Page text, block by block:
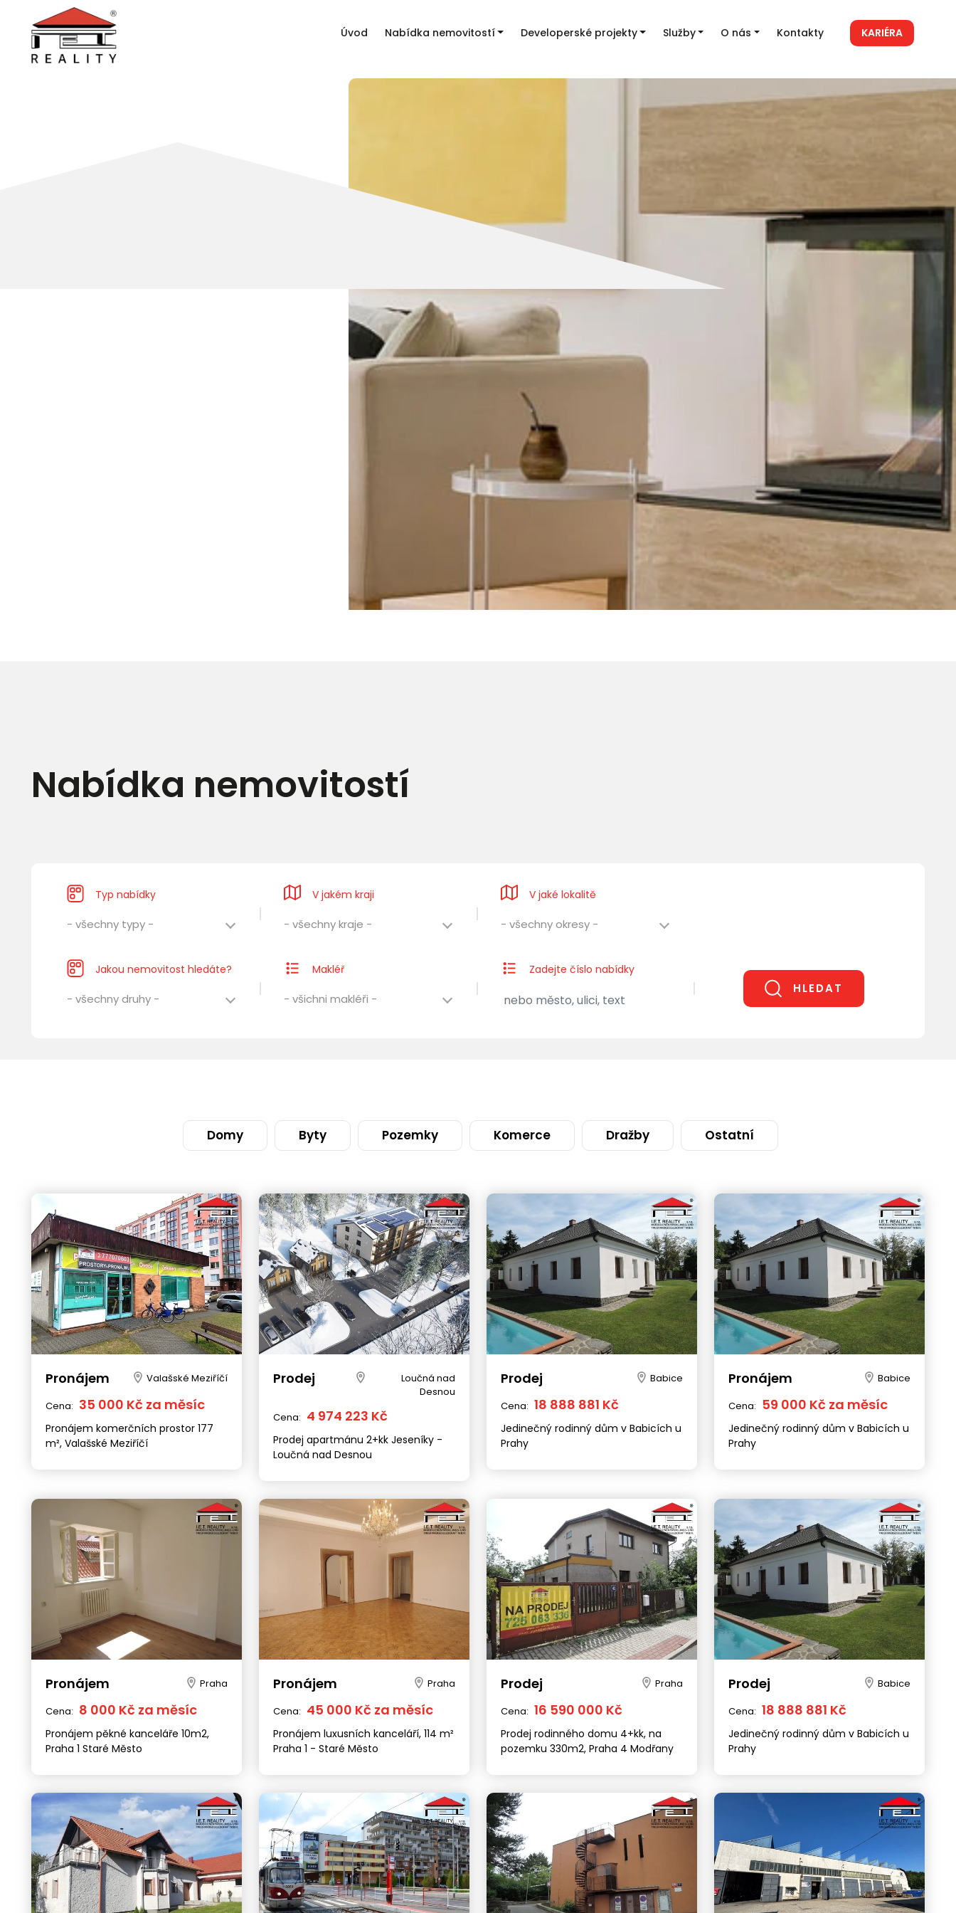
Úvod Nabídka nemovitostí Developerské projekty Služby O nás Kontakty KARIÉRA
Nabídka nemovitostí
Typ nabídky
- všechny typy -
V jakém kraji
- všechny kraje -
V jaké lokalitě
- všechny okresy -
Jakou nemovitost hledáte?
- všechny druhy -
Makléř
- všichni makléři -
Zadejte číslo nabídky
HLEDAT
Domy Byty Pozemky Komerce Dražby Ostatní
Pronájem Valašské Meziříčí
Cena: 35 000 Kč za měsíc
Pronájem komerčních prostor 177
m², Valašské Meziříčí
Prodej
Loučná nad
Desnou
Cena: 4 974 223 Kč
Prodej apartmánu 2+kk Jeseníky -
Loučná nad Desnou
Prodej Babice
Cena: 18 888 881 Kč
Jedinečný rodinný dům v Babicích u
Prahy
Pronájem Babice
Cena: 59 000 Kč za měsíc
Jedinečný rodinný dům v Babicích u
Prahy
Pronájem Praha
Cena: 8 000 Kč za měsíc
Pronájem pěkné kanceláře 10m2,
Praha 1 Staré Město
Pronájem Praha
Cena: 45 000 Kč za měsíc
Pronájem luxusních kanceláří, 114 m²
Praha 1 - Staré Město
Prodej Praha
Cena: 16 590 000 Kč
Prodej rodinného domu 4+kk, na
pozemku 330m2, Praha 4 Modřany
Prodej Babice
Cena: 18 888 881 Kč
Jedinečný rodinný dům v Babicích u
Prahy